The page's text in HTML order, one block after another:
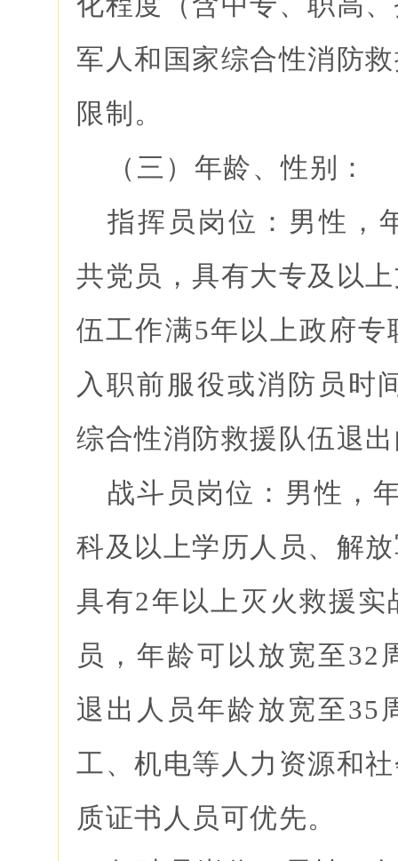
军人和国家综合性消防
限制。
（三）年龄、性别：
指挥员岗位：男性，
共党员，具有大专及以
伍工作满5年以上政府
入职前服役或消防员时
综合性消防救援队伍退
战斗员岗位：男性，
科及以上学历人员、解
具有2年以上灭火救援
员，年龄可以放宽至32
退出人员年龄放宽至35
工、机电等人力资源和
质证书人员可优先。